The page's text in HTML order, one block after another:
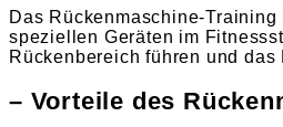
Das Rückenmaschine-
speziellen Geräten im
Rückenbereich führen und
– Vorteile des